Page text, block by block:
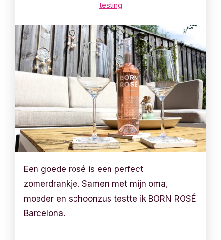
testing
Een goede rosé is een perfect
zomerdrankje. Samen met mijn oma,
moeder en schoonzus testte ik BORN ROSÉ
Barcelona.